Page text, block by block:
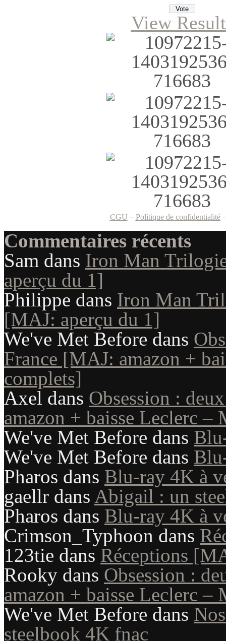
View
CGU – Politique de confidentialité
Commentaires récents
Sam dans Iron Man
aperçu du 1]
Philippe dans Iron Man
[MAJ: aperçu du 1]
We've Met Before dans
France [MAJ: amazon +
complets]
Axel dans Obsession :
amazon + baisse Leclerc
We've Met Before dans
We've Met Before dans
Pharos dans Blu-ray 4K à
gaellr dans Abigail : un
Pharos dans Blu-ray 4K à
Crimson_Typhoon dans
123tie dans Réceptions
Rooky dans Obsession :
amazon + baisse Leclerc
We've Met Before dans
steelbook 4K fnac